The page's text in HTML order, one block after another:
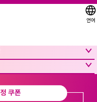
언어